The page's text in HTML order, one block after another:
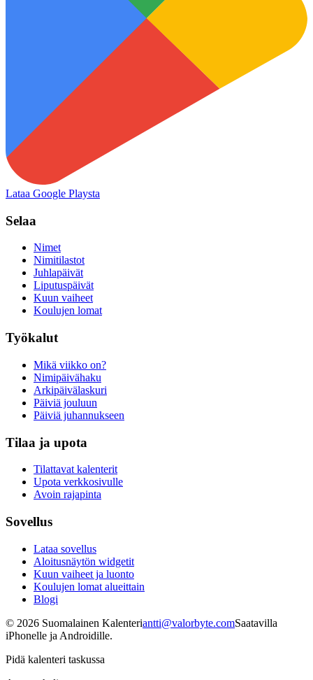
Lataa Google Playsta
Selaa
Nimet
Nimitilastot
Juhlapäivät
Liputuspäivät
Kuun vaiheet
Koulujen lomat
Työkalut
Mikä viikko on?
Nimipäivähaku
Arkipäivälaskuri
Päiviä jouluun
Päiviä juhannukseen
Tilaa ja upota
Tilattavat kalenterit
Upota verkkosivulle
Avoin rajapinta
Sovellus
Lataa sovellus
Aloitusnäytön widgetit
Kuun vaiheet ja luonto
Koulujen lomat alueittain
Blogi
© 2026 Suomalainen Kalenteriantti@valorbyte.comSaatavilla
iPhonelle ja Androidille.
Pidä kalenteri taskussa